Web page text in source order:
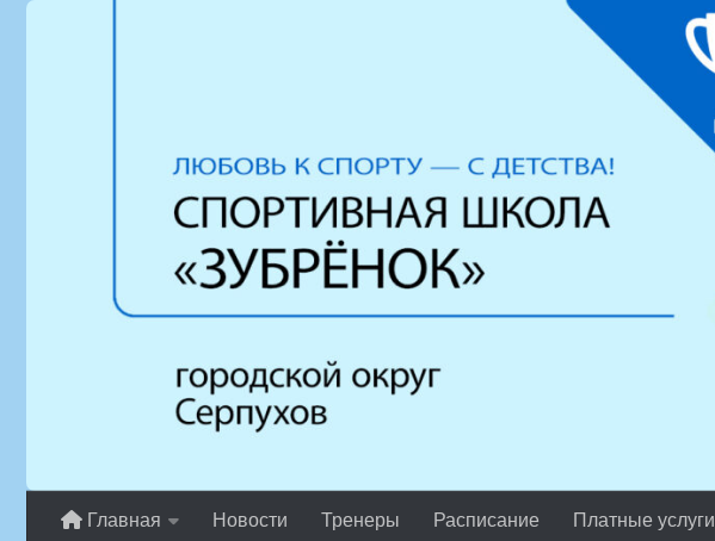
Главная Новости Тренеры Расписание Платные услуги